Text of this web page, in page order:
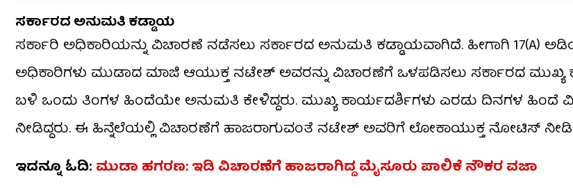
ಸರ್ಕಾರದ ಅನುಮತಿ ಕಡ್ಡಾಯ
ಸರ್ಕಾರಿ ಅಧಿಕಾರಿಯನ್ನು ವಿಚಾರಣೆ ನಡೆಸಲು ಸರ್ಕಾರದ ಅನುಮತಿ ಕಡ್ಡಾಯವಾಗಿದೆ. ಹೀಗಾಗಿ 17(A)
ಅಧಿಕಾರಿಗಳು ಮುಡಾದ ಮಾಜಿ ಆಯುಕ್ತ ನಟೇಶ್ ಅವರನ್ನು ವಿಚಾರಣೆಗೆ ಒಳಪಡಿಸಲು ಸರ್ಕಾರದ
ಬಳಿ ಒಂದು ತಿಂಗಳ ಹಿಂದೆಯೇ ಅನುಮತಿ ಕೇಳಿದ್ದರು. ಮುಖ್ಯ ಕಾರ್ಯದರ್ಶಿಗಳು ಎರಡು ದಿನಗಳ ಹಿಂದೆ
ನೀಡಿದ್ದರು. ಈ ಹಿನ್ನೆಲೆಯಲ್ಲಿ ವಿಚಾರಣೆಗೆ ಹಾಜರಾಗುವಂತೆ ನಟೇಶ್ ಅವರಿ​ಗೆ ಲೋಕಾಯುಕ್ತ ನೋಟಿಸ್
ಇದನ್ನೂ ಓದಿ: ಮುಡಾ ಹಗರಣ: ಇಡಿ ವಿಚಾರಣೆಗೆ ಹಾಜರಾಗಿದ್ದ ಮೈಸೂರು ಪಾಲಿಕೆ ನೌಕರ ವಜಾ